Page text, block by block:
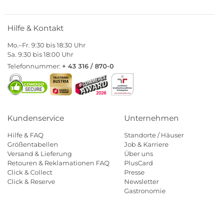
Hilfe & Kontakt
Mo.–Fr. 9:30 bis 18:30 Uhr
Sa. 9:30 bis 18:00 Uhr
Telefonnummer: + 43 316 / 870-0
Kundenservice
Hilfe & FAQ
Größentabellen
Versand & Lieferung
Retouren & Reklamationen FAQ
Click & Collect
Click & Reserve
Unternehmen
Standorte / Häuser
Job & Karriere
Über uns
PlusCard
Presse
Newsletter
Gastronomie